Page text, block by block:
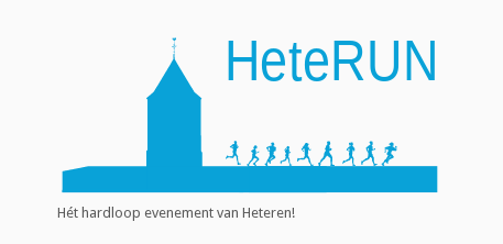
Hét hardloop evenement van Heteren!